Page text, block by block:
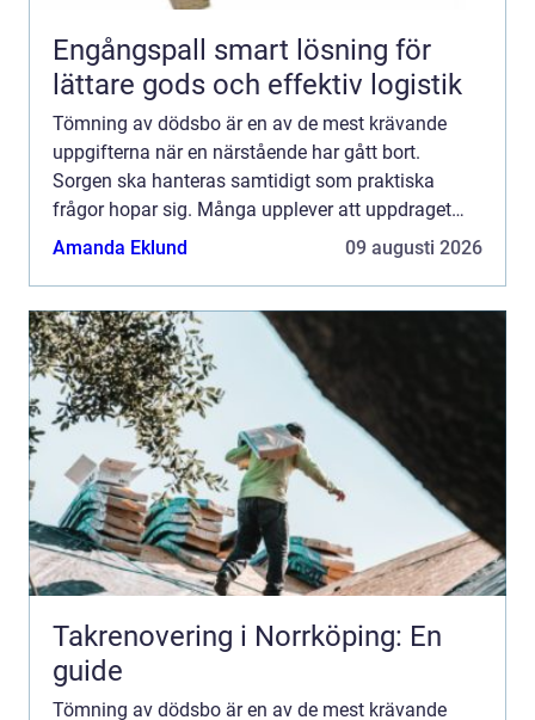
Engångspall smart lösning för
lättare gods och effektiv logistik
Tömning av dödsbo är en av de mest krävande
uppgifterna när en närstående har gått bort.
Sorgen ska hanteras samtidigt som praktiska
frågor hopar sig. Många upplever att uppdraget
känns övermäktigt, både känslomässigt och rent
Amanda Eklund 09 augusti 2026
Takrenovering i Norrköping: En
guide
Tömning av dödsbo är en av de mest krävande